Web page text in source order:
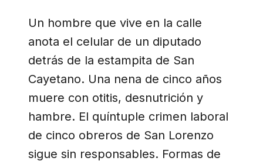
Un hombre que vive en la calle
anota el celular de un diputado
detrás de la estampita de San
Cayetano. Una nena de cinco años
muere con otitis, desnutrición y
hambre. El quíntuple crimen laboral
de cinco obreros de San Lorenzo
sigue sin responsables. Formas de